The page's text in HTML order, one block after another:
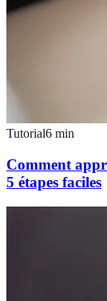
Tutorial6 min
Comment
5 étapes faciles